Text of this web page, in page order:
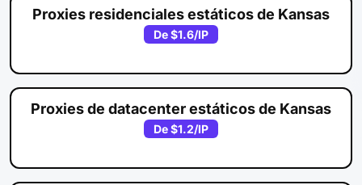
Proxies residenciales estáticos de Kansas
De$1.6/IP
Proxies de datacenter estáticos de Kansas
De$1.2/IP